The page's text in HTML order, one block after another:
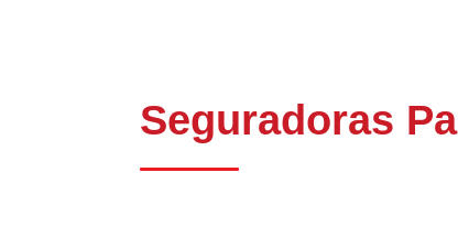
Seguradoras